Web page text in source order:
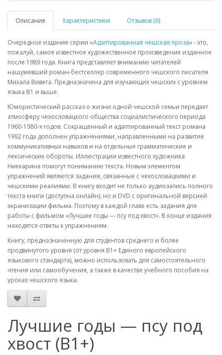
Описание Характеристики Отзывов (0)
Очередное издание серии «Адаптированная чешская проза» - это,
пожалуй, самое известное художественное произведение изданное
после 1989 года. Книга представляет вниманию читателей
нашумевший роман-бестселлер современного чешского писателя
Михала Вивега. Предназначена для изучающих чешских с уровнем
языка B1 и выше.
Юмористический рассказ о жизни одной чешской семьи передает
атмосферу чехословацкого общества социалистического периода
1960-1980-х годов. Сокращенный и адаптированный текст романа
1992 года дополнен упражнениями, направленными на развитие
коммуникативных навыков и на отдельные грамматические и
лексические обороты. Иллюстрации известного художника
Никкарина помогут пониманию текста. Новым элементом
упражнений являются задания, связанные с чехословацкими и
чешскими реалиями. В книгу входит не только аудиозапись полного
текста книги (доступна онлайн), но и DVD с оригинальной версией
экранизации фильма. Поэтому в каждой главе есть задания для
работы с фильмом «Лучшие годы — псу под хвост». В конце издания
находятся ответы к упражнениям.
Книгу, предназначенную для студентов среднего и более
продвинутого уровня (от уровня B1+ Единого европейского
языкового стандарта), можно использовать для самостоятельного
чтения или самообучения, а также в качестве учебного пособия на
уроках чешского языка.
Лучшие годы — псу под
хвост (B1+)